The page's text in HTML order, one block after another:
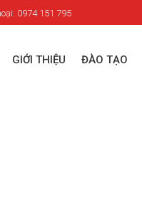
0974 151 795
GIỚI THIỆU ĐÀO TẠO